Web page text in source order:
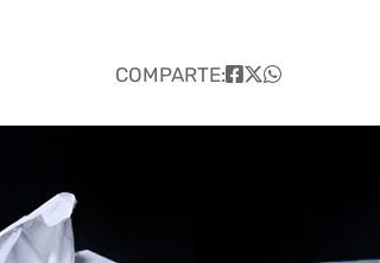
COMPARTE: